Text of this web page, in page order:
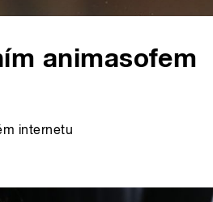
animasofem
internetu